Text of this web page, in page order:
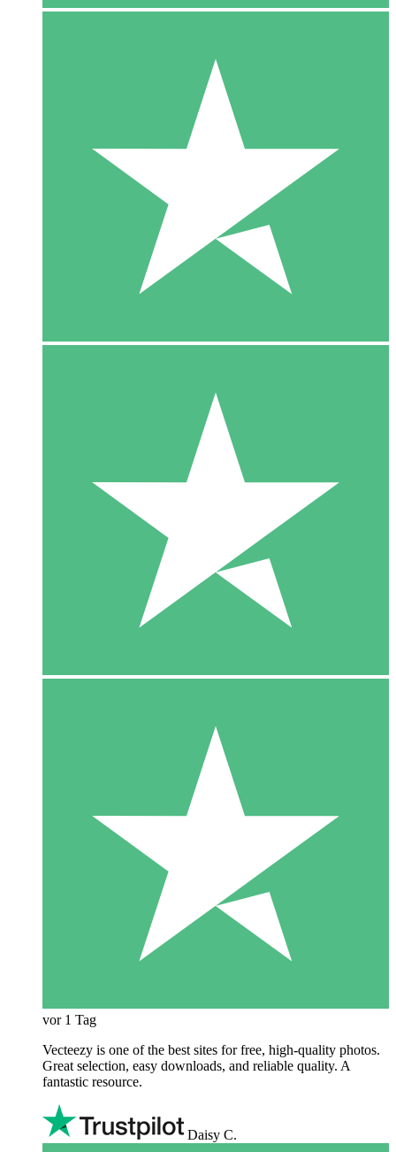
vor 1 Tag
Vecteezy is one of the best sites for free, high‑quality photos.
Great selection, easy downloads, and reliable quality. A
fantastic resource.
Daisy C.